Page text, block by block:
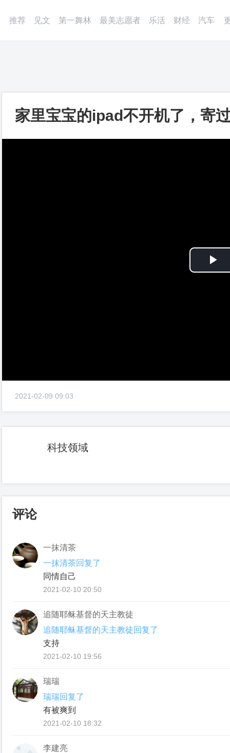
推荐 见文 第一舞林 最美志愿者 乐活 财经 汽车
家里宝宝的ipad不开机了，寄
完美解决_第一视频
2021-02-09 09:03
科技领域
评论
一抹清茶
一抹清茶回复了
同情自己
2021-02-10 20:50
追随耶稣基督的天主教徒
追随耶稣基督的天主教徒回复了
支持
2021-02-10 19:56
瑞瑞
瑞瑞回复了
有被爽到
2021-02-10 18:32
李建亮